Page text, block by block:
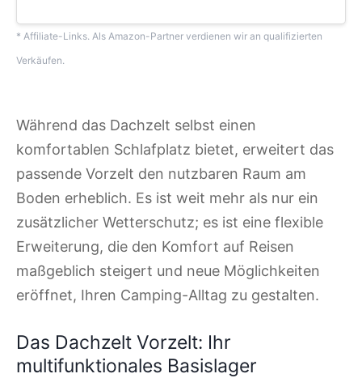
* Affiliate-Links. Als Amazon-Partner verdienen wir an qualifizierten
Verkäufen.
Während das Dachzelt selbst einen
komfortablen Schlafplatz bietet, erweitert das
passende Vorzelt den nutzbaren Raum am
Boden erheblich. Es ist weit mehr als nur ein
zusätzlicher Wetterschutz; es ist eine flexible
Erweiterung, die den Komfort auf Reisen
maßgeblich steigert und neue Möglichkeiten
eröffnet, Ihren Camping-Alltag zu gestalten.
Das Dachzelt Vorzelt: Ihr
multifunktionales Basislager